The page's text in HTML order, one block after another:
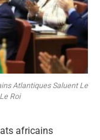
Atlantiques Saluent Le
Roi
africains